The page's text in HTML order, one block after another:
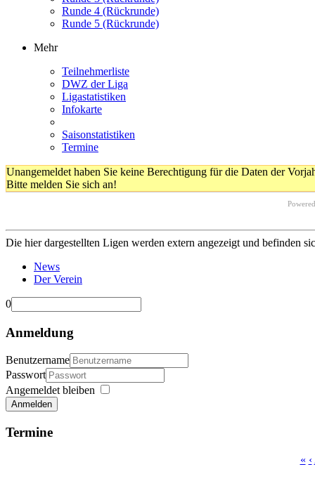
Runde 4 (Rückrunde)
Runde 5 (Rückrunde)
Mehr
Teilnehmerliste
DWZ der Liga
Ligastatistiken
Infokarte
Saisonstatistiken
Termine
Unangemeldet haben Sie keine Berechtigung für die Daten der
Bitte melden Sie sich an!
Die hier dargestellten Ligen werden extern angezeigt und befinden
News
Der Verein
0
Anmeldung
Benutzername
Passwort
Angemeldet bleiben
Anmelden
Termine
« ‹